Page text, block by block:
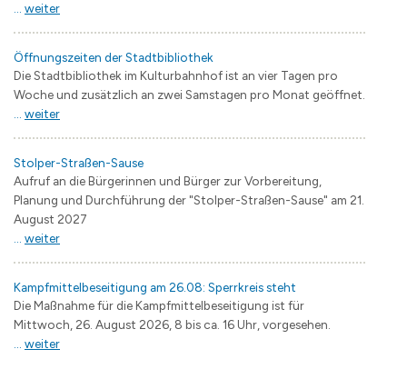
weiter
Öffnungszeiten der Stadtbibliothek
Die Stadtbibliothek im Kulturbahnhof ist an vier Tagen pro
Woche und zusätzlich an zwei Samstagen pro Monat geöffnet.
weiter
Stolper-Straßen-Sause
Aufruf an die Bürgerinnen und Bürger zur Vorbereitung,
Planung und Durchführung der "Stolper-Straßen-Sause" am 21.
August 2027
weiter
Kampfmittelbeseitigung am 26.08: Sperrkreis steht
Die Maßnahme für die Kampfmittelbeseitigung ist für
Mittwoch, 26. August 2026, 8 bis ca. 16 Uhr, vorgesehen.
weiter